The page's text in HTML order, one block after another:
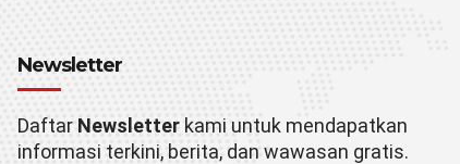
Newsletter
Daftar Newsletter kami untuk mendapatkan
informasi terkini, berita, dan wawasan gratis.